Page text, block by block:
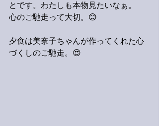
とです。わたしも本物見たいなぁ。
心のご馳走って大切。😊
夕食は美奈子ちゃんが作ってくれた心
づくしのご馳走。😍